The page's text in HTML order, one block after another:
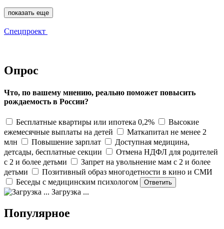
показать еще
Спецпроект
Опрос
Что, по вашему мнению, реально поможет повысить
рождаемость в России?
Бесплатные квартиры или ипотека 0,2%
Высокие
ежемесячные выплаты на детей
Маткапитал не менее 2
млн
Повышение зарплат
Доступная медицина,
детсады, бесплатные секции
Отмена НДФЛ для родителей
с 2 и более детьми
Запрет на увольнение мам с 2 и более
детьми
Позитивный образ многодетности в кино и СМИ
Беседы с медицинским психологом
Загрузка ...
Популярное